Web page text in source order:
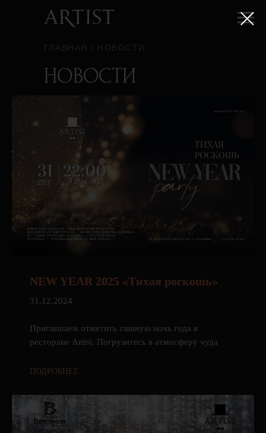
НОВОСТИ
NEW YEAR 2025 «Тихая роскошь»
31.12.2024
Приглашаем отметить главную ночь года в
ресторане Artist. Погрузитесь в атмосферу чуда
ПОДРОБНЕЕ